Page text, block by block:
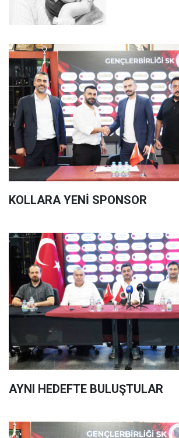
KOLLARA YENİ SPONSOR
AYNI HEDEFTE BULUŞTULAR